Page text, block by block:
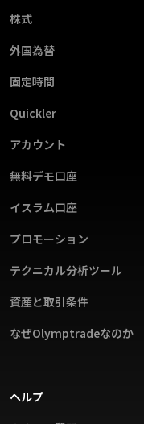
株式
外国為替
固定時間
Quickler
アカウント
無料デモ口座
イスラム口座
プロモーション
テクニカル分析ツール
資産と取引条件
なぜOlymptradeなのか
ヘルプ